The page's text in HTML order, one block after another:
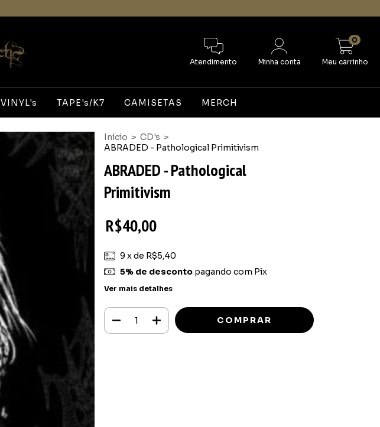
Atendimento Minha conta Meu carrinho
0
VINYL's TAPE's/K7 CAMISETAS MERCH
Início > CD's >
ABRADED - Pathological Primitivism
ABRADED - Pathological
Primitivism
R$40,00
9 x de R$5,40
5% de descontopagando com Pix
Ver mais detalhes